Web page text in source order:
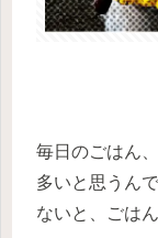
毎日のごはん
多いと思うん
ないと、ごは